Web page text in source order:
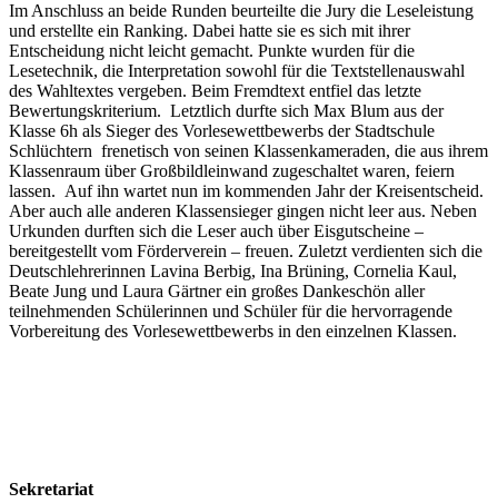
Im Anschluss an beide Runden beurteilte die Jury die Leseleistung
und erstellte ein Ranking. Dabei hatte sie es sich mit ihrer
Entscheidung nicht leicht gemacht. Punkte wurden für die
Lesetechnik, die Interpretation sowohl für die Textstellenauswahl
des Wahltextes vergeben. Beim Fremdtext entfiel das letzte
Bewertungskriterium. Letztlich durfte sich Max Blum aus der
Klasse 6h als Sieger des Vorlesewettbewerbs der Stadtschule
Schlüchtern frenetisch von seinen Klassenkameraden, die aus ihrem
Klassenraum über Großbildleinwand zugeschaltet waren, feiern
lassen. Auf ihn wartet nun im kommenden Jahr der Kreisentscheid.
Aber auch alle anderen Klassensieger gingen nicht leer aus. Neben
Urkunden durften sich die Leser auch über Eisgutscheine –
bereitgestellt vom Förderverein – freuen. Zuletzt verdienten sich die
Deutschlehrerinnen Lavina Berbig, Ina Brüning, Cornelia Kaul,
Beate Jung und Laura Gärtner ein großes Dankeschön aller
teilnehmenden Schülerinnen und Schüler für die hervorragende
Vorbereitung des Vorlesewettbewerbs in den einzelnen Klassen.
Sekretariat